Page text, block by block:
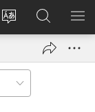
Taal
wijzigen
Inloggen
(opent
Zoeken
op
JW.ORG